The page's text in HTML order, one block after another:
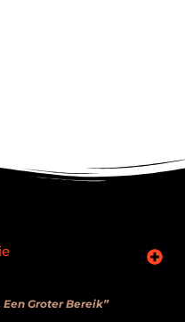
Een Groter Bereik”